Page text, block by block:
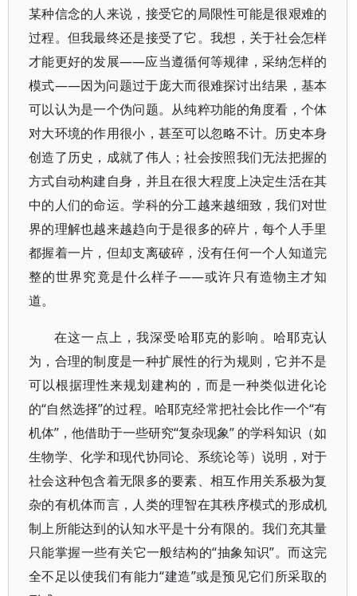
某种信念的人来说，接受它的局限性可能是很艰难的
过程。但我最终还是接受了它。我想，关于社会怎样
才能更好的发展——应当遵循何等规律，采纳怎样的
模式——因为问题过于庞大而很难探讨出结果，基本
可以认为是一个伪问题。从纯粹功能的角度看，个体
对大环境的作用很小，甚至可以忽略不计。历史本身
创造了历史，成就了伟人；社会按照我们无法把握的
方式自动构建自身，并且在很大程度上决定生活在其
中的人们的命运。学科的分工越来越细致，我们对世
界的理解也越来越趋向于是很多的碎片，每个人手里
都握着一片，但却支离破碎，没有任何一个人知道完
整的世界究竟是什么样子——或许只有造物主才知
道。
在这一点上，我深受哈耶克的影响。哈耶克认
为，合理的制度是一种扩展性的行为规则，它并不是
可以根据理性来规划建构的，而是一种类似进化论
的“自然选择”的过程。哈耶克经常把社会比作一个“有
机体”，他借助于一些研究“复杂现象” 的学科知识（如
生物学、化学和现代协同论、系统论等）说明，对于
社会这种包含着无限多的要素、相互作用关系极为复
杂的有机体而言，人类的理智在其秩序模式的形成机
制上所能达到的认知水平是十分有限的。我们充其量
只能掌握一些有关它一般结构的“抽象知识”。而这完
全不足以使我们有能力“建造”或是预见它们所采取的